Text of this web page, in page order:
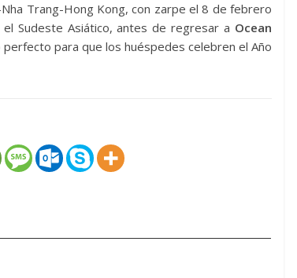
Trang-Hong Kong, con zarpe el 8 de febrero
Sudeste Asiático, antes de regresar a Ocean
para que los huéspedes celebren el Año